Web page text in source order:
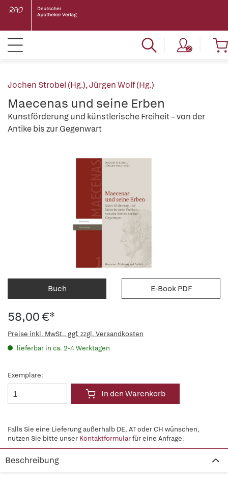
Jochen Strobel (Hg.),Jürgen Wolf (Hg.)
Maecenas und seine Erben
Kunstförderung und künstlerische Freiheit – von der
Antike bis zur Gegenwart
Buch E-Book PDF
58,00 €*
Preise inkl. MwSt., ggf. zzgl. Versandkosten
lieferbar in ca. 2-4 Werktagen
Exemplare:
In den Warenkorb
Falls Sie eine Lieferung außerhalb DE, AT oder CH wünschen,
nutzen Sie bitte unser Kontaktformularfür eine Anfrage.
Beschreibung